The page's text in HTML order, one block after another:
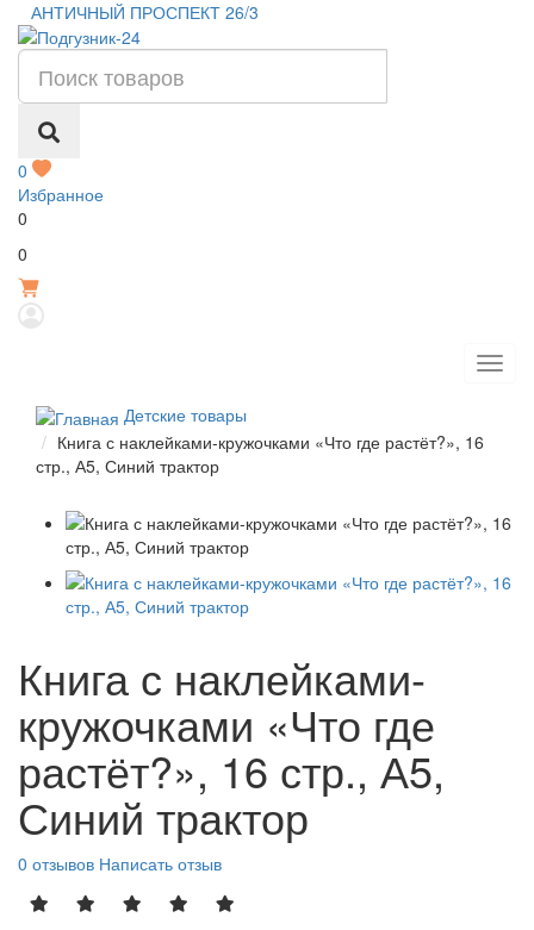
АНТИЧНЫЙ ПРОСПЕКТ 26/3
0
Избранное
0
0
Детские товары
Книга с наклейками-кружочками «Что где растёт?», 16
стр., А5, Синий трактор
Книга с наклейками-
кружочками «Что где
растёт?», 16 стр., А5,
Синий трактор
0 отзывов Написать отзыв